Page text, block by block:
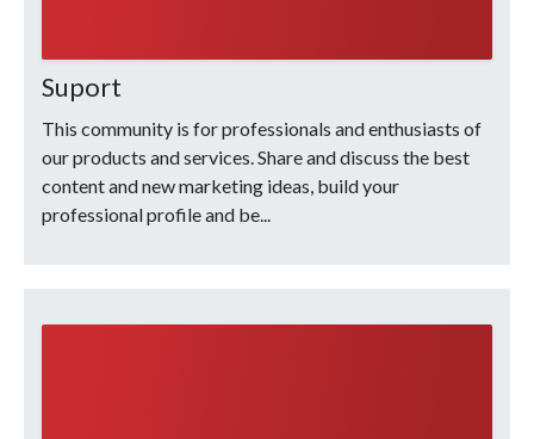
Suport
This community is for professionals and enthusiasts of
our products and services. Share and discuss the best
content and new marketing ideas, build your
professional profile and be...